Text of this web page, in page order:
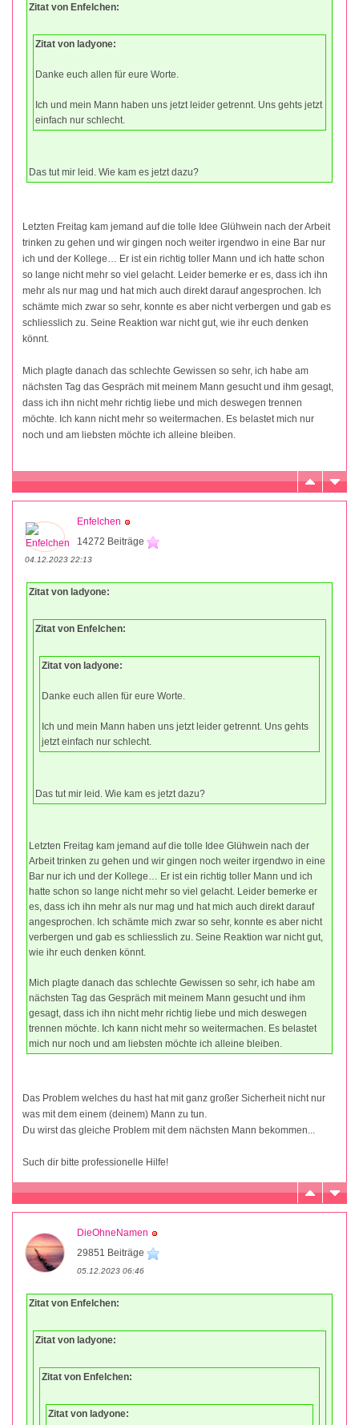
Zitat von Enfelchen:
Zitat von ladyone:
Danke euch allen für eure Worte.
Ich und mein Mann haben uns jetzt leider getrennt. Uns gehts jetzt
einfach nur schlecht.
Das tut mir leid. Wie kam es jetzt dazu?
Letzten Freitag kam jemand auf die tolle Idee Glühwein nach der Arbeit
trinken zu gehen und wir gingen noch weiter irgendwo in eine Bar nur
ich und der Kollege… Er ist ein richtig toller Mann und ich hatte schon
so lange nicht mehr so viel gelacht. Leider bemerke er es, dass ich ihn
mehr als nur mag und hat mich auch direkt darauf angesprochen. Ich
schämte mich zwar so sehr, konnte es aber nicht verbergen und gab es
schliesslich zu. Seine Reaktion war nicht gut, wie ihr euch denken
könnt.
Mich plagte danach das schlechte Gewissen so sehr, ich habe am
nächsten Tag das Gespräch mit meinem Mann gesucht und ihm gesagt,
dass ich ihn nicht mehr richtig liebe und mich deswegen trennen
möchte. Ich kann nicht mehr so weitermachen. Es belastet mich nur
noch und am liebsten möchte ich alleine bleiben.
Enfelchen
14272 Beiträge
04.12.2023 22:13
Zitat von ladyone:
Zitat von Enfelchen:
Zitat von ladyone:
Danke euch allen für eure Worte.
Ich und mein Mann haben uns jetzt leider getrennt. Uns gehts
jetzt einfach nur schlecht.
Das tut mir leid. Wie kam es jetzt dazu?
Letzten Freitag kam jemand auf die tolle Idee Glühwein nach der
Arbeit trinken zu gehen und wir gingen noch weiter irgendwo in eine
Bar nur ich und der Kollege… Er ist ein richtig toller Mann und ich
hatte schon so lange nicht mehr so viel gelacht. Leider bemerke er
es, dass ich ihn mehr als nur mag und hat mich auch direkt darauf
angesprochen. Ich schämte mich zwar so sehr, konnte es aber nicht
verbergen und gab es schliesslich zu. Seine Reaktion war nicht gut,
wie ihr euch denken könnt.
Mich plagte danach das schlechte Gewissen so sehr, ich habe am
nächsten Tag das Gespräch mit meinem Mann gesucht und ihm
gesagt, dass ich ihn nicht mehr richtig liebe und mich deswegen
trennen möchte. Ich kann nicht mehr so weitermachen. Es belastet
mich nur noch und am liebsten möchte ich alleine bleiben.
Das Problem welches du hast hat mit ganz großer Sicherheit nicht nur
was mit dem einem (deinem) Mann zu tun.
Du wirst das gleiche Problem mit dem nächsten Mann bekommen...
Such dir bitte professionelle Hilfe!
DieOhneNamen
29851 Beiträge
05.12.2023 06:46
Zitat von Enfelchen:
Zitat von ladyone:
Zitat von Enfelchen:
Zitat von ladyone: